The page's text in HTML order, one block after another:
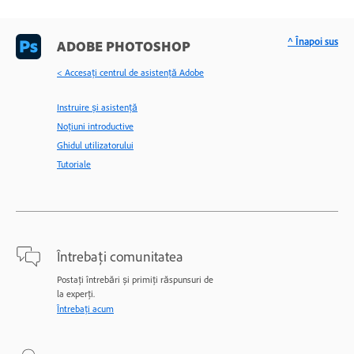
ADOBE PHOTOSHOP
< Accesaţi centrul de asistenţă Adobe
Instruire și asistență
Noțiuni introductive
Ghidul utilizatorului
Tutoriale
Întrebați comunitatea
Postați întrebări și primiți răspunsuri de
la experți.
Întrebați acum
^ Înapoi sus